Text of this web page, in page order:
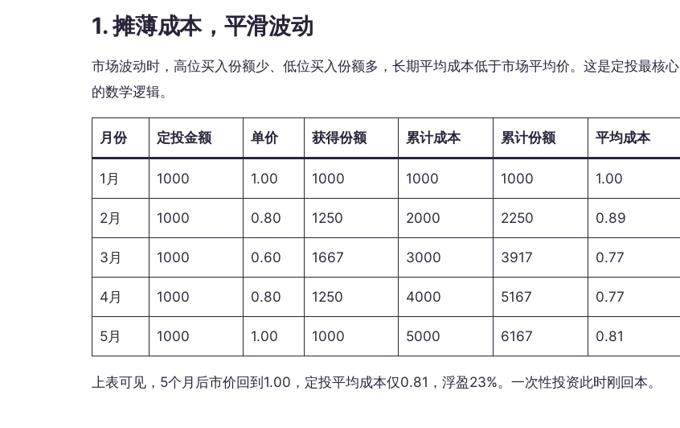
1. 摊薄成本，平滑波动
市场波动时，高位买入份额少、低位买入份额多，长期平均成本低于市场平均价。这是定投最核心
的数学逻辑。
月份 定投金额 单价 获得份额 累计成本 累计份额 平均成本
1月 1000 1.00 1000 1000 1000 1.00
2月 1000 0.80 1250 2000 2250 0.89
3月 1000 0.60 1667 3000 3917 0.77
4月 1000 0.80 1250 4000 5167 0.77
5月 1000 1.00 1000 5000 6167 0.81
上表可见，5个月后市价回到1.00，定投平均成本仅0.81，浮盈23%。一次性投资此时刚回本。